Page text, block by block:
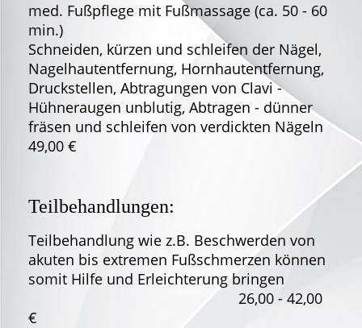
med. Fußpflege mit Fußmassage (ca. 50 - 60
min.)
Schneiden, kürzen und schleifen der Nägel,
Nagelhautentfernung, Hornhautentfernung,
Druckstellen, Abtragungen von Clavi -
Hühneraugen unblutig, Abtragen - dünner
fräsen und schleifen von verdickten Nägeln
49,00 €
Teilbehandlungen:
Teilbehandlung wie z.B. Beschwerden von
akuten bis extremen Fußschmerzen können
somit Hilfe und Erleichterung bringen
26,00 - 42,00
€